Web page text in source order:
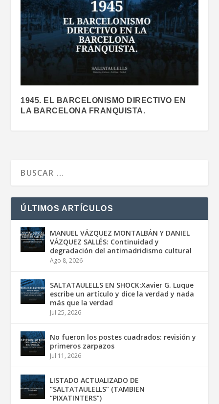
1945. EL BARCELONISMO DIRECTIVO EN
LA BARCELONA FRANQUISTA.
ÚLTIMOS ARTÍCULOS
MANUEL VÁZQUEZ MONTALBÁN Y DANIEL
VÁZQUEZ SALLÉS: Continuidad y
degradación del antimadridismo cultural
Ago 8, 2026
SALTATAULELLS EN SHOCK:Xavier G. Luque
escribe un artículo y dice la verdad y nada
más que la verdad
Jul 25, 2026
No fueron los postes cuadrados: revisión y
primeros zarpazos
Jul 11, 2026
LISTADO ACTUALIZADO DE
“SALTATAULELLS” (TAMBIEN
“PIXATINTERS”)